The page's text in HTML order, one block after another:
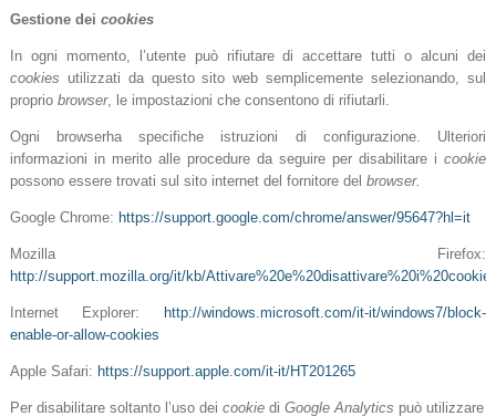
Gestione dei cookies
In ogni momento, l’utente può rifiutare di accettare tutti o alcuni dei
cookies utilizzati da questo sito web semplicemente selezionando, sul
proprio browser, le impostazioni che consentono di rifiutarli.
Ogni browserha specifiche istruzioni di configurazione. Ulteriori
informazioni in merito alle procedure da seguire per disabilitare icookie
possono essere trovati sul sito internet del fornitore del browser.
Google Chrome: https://support.google.com/chrome/answer/95647?hl=it
Mozilla Firefox:
http://support.mozilla.org/it/kb/Attivare%20e%20disattivare%20i%20cookie
Internet Explorer: http://windows.microsoft.com/it-it/windows7/block-
enable-or-allow-cookies
Apple Safari: https://support.apple.com/it-it/HT201265
Per disabilitare soltanto l’uso dei cookie di Google Analytics può utilizzare